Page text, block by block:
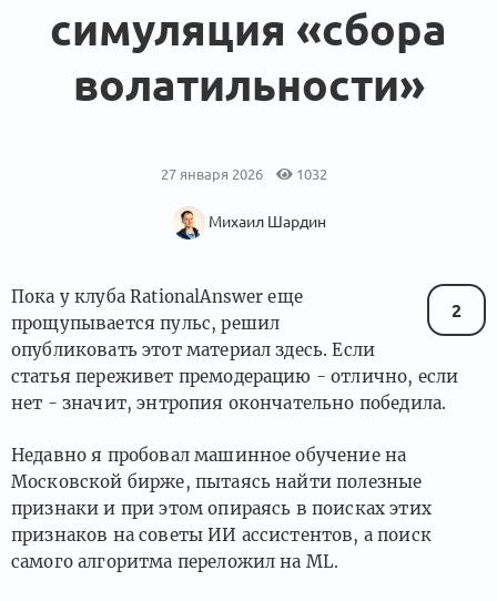
симуляция «сбора
волатильности»
27 января 2026 1032
Михаил Шардин
2
Пока у клуба RationalAnswer еще
прощупывается пульс, решил
опубликовать этот материал здесь. Если
статья переживет премодерацию - отлично, если
нет - значит, энтропия окончательно победила.
Недавно я пробовал машинное обучение на
Московской бирже, пытаясь найти полезные
признаки и при этом опираясь в поисках этих
признаков на советы ИИ ассистентов, а поиск
самого алгоритма переложил на ML.